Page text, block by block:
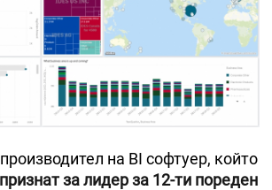
на BI софтуер, който
признат за лидер за 12-ти пореден